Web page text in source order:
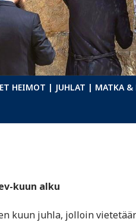
HEIMOT | JUHLAT | MATKA &
kuun alku
kuun juhla, jolloin